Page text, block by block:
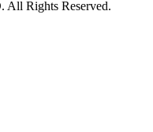
Rights Reserved.